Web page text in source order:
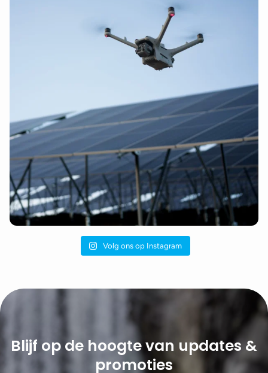
Volg ons op Instagram
Blijf op de hoogte van updates &
promoties